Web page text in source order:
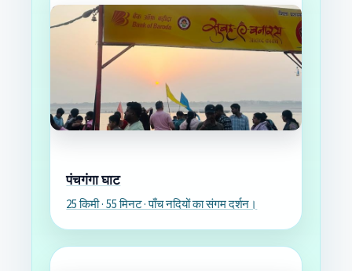
पंचगंगा घाट
25 किमी · 55 मिनट · पाँच नदियों का संगम दर्शन।